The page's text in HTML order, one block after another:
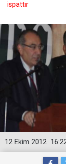
ispattır
12 Ekim 2012